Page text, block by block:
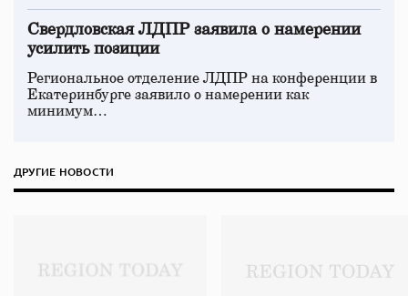
Свердловская ЛДПР заявила о намерении
усилить позиции
Региональное отделение ЛДПР на конференции в
Екатеринбурге заявило о намерении как
минимум…
ДРУГИЕ НОВОСТИ